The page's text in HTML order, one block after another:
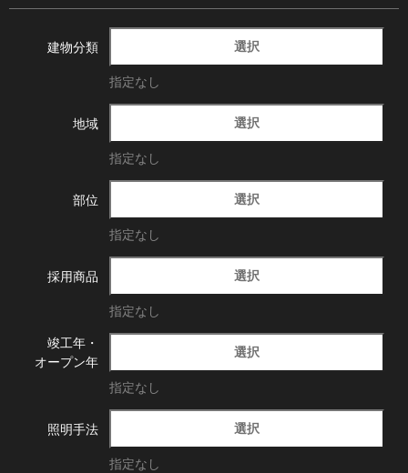
建物分類 選択
指定なし
地域 選択
指定なし
部位 選択
指定なし
採用商品 選択
指定なし
竣工年・
オープン年
選択
指定なし
照明手法 選択
指定なし